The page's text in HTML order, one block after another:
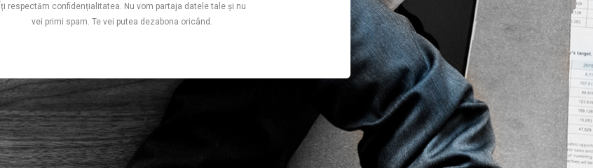
Îți respectăm confidențialitatea. Nu vom partaja datele tale și nu
vei primi spam. Te vei putea dezabona oricând.